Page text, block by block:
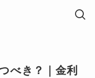
べき？｜金利